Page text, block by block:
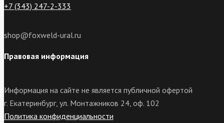
+7 (343) 247-2-333
shop@foxweld-ural.ru
Правовая информация
Информация на сайте не является публичной офертой
г. Екатеринбург, ул. Монтажников 24, оф. 102
Политика конфиденциальности